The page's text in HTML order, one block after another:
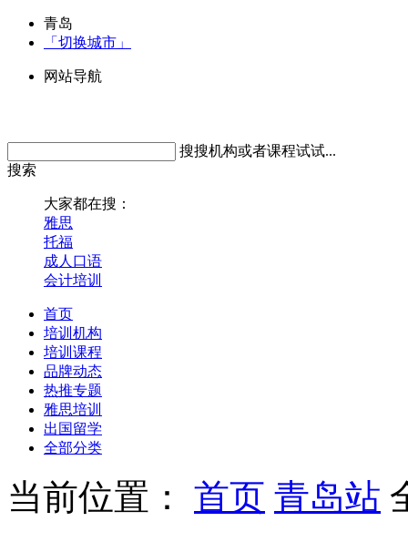
青岛
「切换城市」
网站导航
搜搜机构或者课程试试...
搜索
大家都在搜：
雅思
托福
成人口语
会计培训
首页
培训机构
培训课程
品牌动态
热推专题
雅思培训
出国留学
全部分类
当前位置： 首页 青岛站